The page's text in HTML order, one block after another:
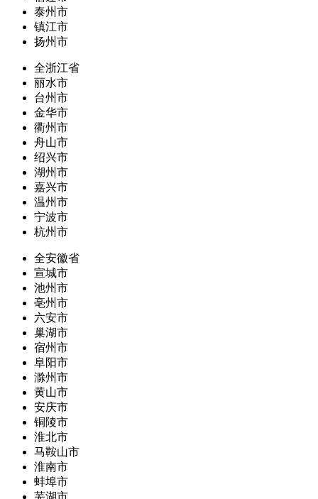
泰州市
镇江市
扬州市
全浙江省
丽水市
台州市
金华市
衢州市
舟山市
绍兴市
湖州市
嘉兴市
温州市
宁波市
杭州市
全安徽省
宣城市
池州市
亳州市
六安市
巢湖市
宿州市
阜阳市
滁州市
黄山市
安庆市
铜陵市
淮北市
马鞍山市
淮南市
蚌埠市
芜湖市